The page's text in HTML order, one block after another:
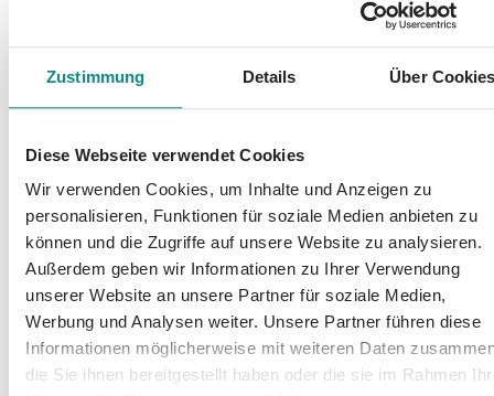
Zustimmung Details Über
Diese Webseite verwendet Cookies
Wir verwenden Cookies, um Inhalte und Anzeigen zu
personalisieren, Funktionen für soziale Medien anbieten zu
können und die Zugriffe auf unsere Website zu analysieren.
Außerdem geben wir Informationen zu Ihrer Verwendung
unserer Website an unsere Partner für soziale Medien,
Werbung und Analysen weiter. Unsere Partner führen diese
Informationen möglicherweise mit weiteren Daten
die Sie ihnen bereitgestellt haben oder die sie im Rahmen
Fall zu lösen, müssen sie sich schließlich mit
den Mitgliedern der anderen Detektivteams
verbünden, die eigentlich Konkurrenten sind.
Ein fesselnder Kinderkrimi, der auch Themen
Informationen
PDF